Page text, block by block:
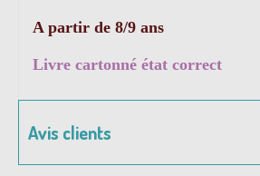
A partir de 8/9 ans
Livre cartonné état correct
Avis clients